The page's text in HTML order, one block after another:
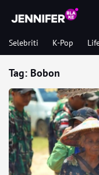
Selebriti K-Pop
Tag: Bobon